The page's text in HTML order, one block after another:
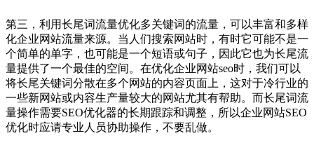
第三，利用长尾词流量优化多关键词的流量，可以丰富和多样
化企业网站流量来源。当人们搜索网站时，有时它可能不是一
个简单的单字，也可能是一个短语或句子，因此它也为长尾流
量提供了一个最佳的空间。在优化企业网站seo时，我们可以
将长尾关键词分散在多个网站的内容页面上，这对于冷行业的
一些新网站或内容生产量较大的网站尤其有帮助。而长尾词流
量操作需要SEO优化器的长期跟踪和调整，所以企业网站SEO
优化时应请专业人员协助操作，不要乱做。